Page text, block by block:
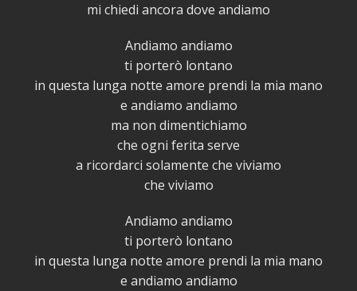
mi chiedi ancora dove andiamo
Andiamo andiamo
ti porterò lontano
in questa lunga notte amore prendi la mia mano
e andiamo andiamo
ma non dimentichiamo
che ogni ferita serve
a ricordarci solamente che viviamo
che viviamo
Andiamo andiamo
ti porterò lontano
in questa lunga notte amore prendi la mia mano
e andiamo andiamo